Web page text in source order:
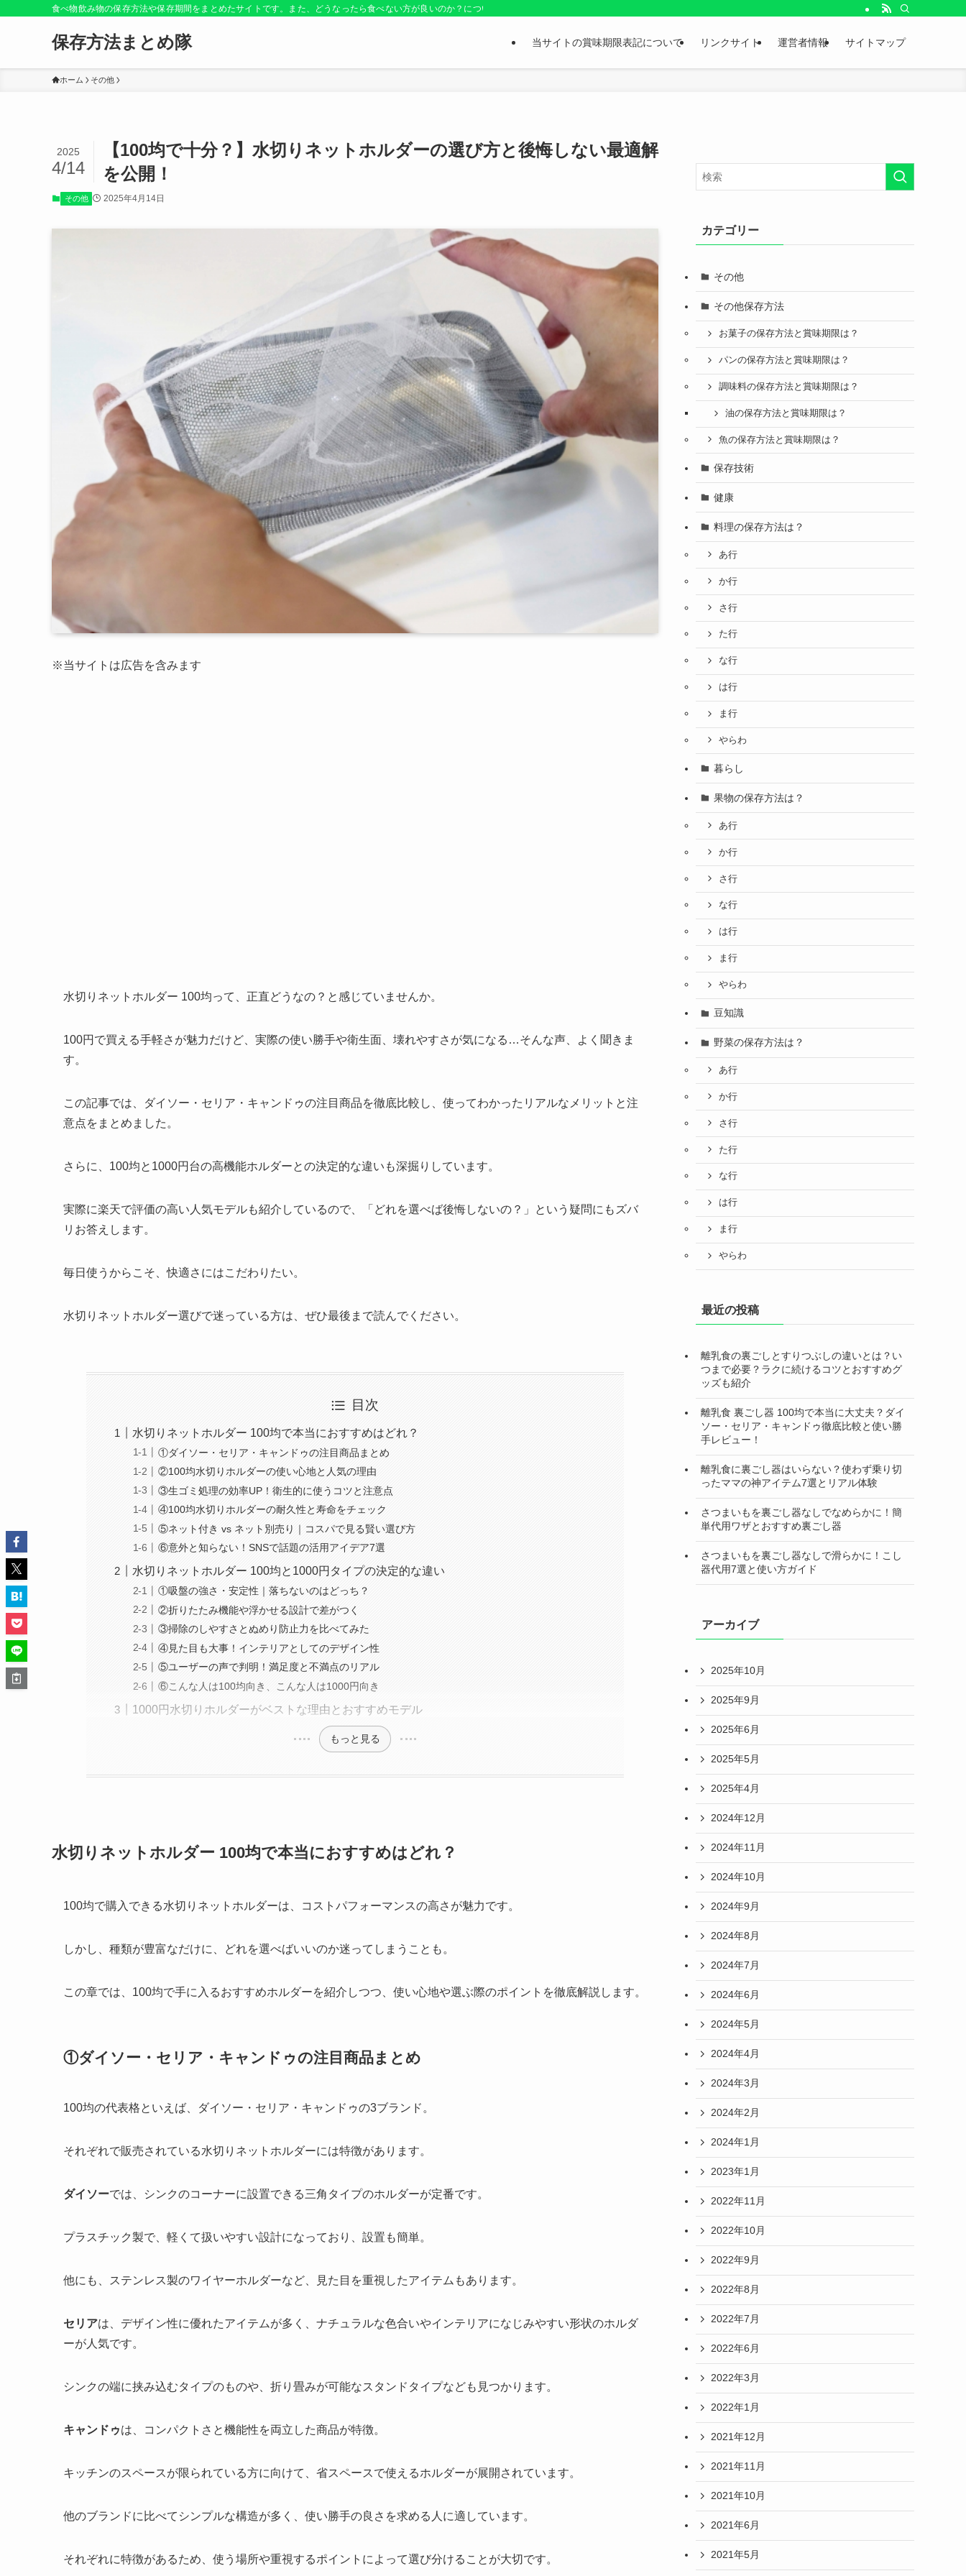
食べ物飲み物の保存方法や保存期間をまとめたサイトです。また、どうなったら食べない方が良いのか？についても紹介しているお役立ちサイトです。
保存方法まとめ隊 当サイトの賞味期限表記について リンクサイト 運営者情報 サイトマップ
ホーム その他
【100均で十分？】水切りネットホルダーの選び方と後悔しない最適解
を公開！
2025
4/14
その他 2025年4月14日
※当サイトは広告を含みます
水切りネットホルダー 100均って、正直どうなの？と感じていませんか。
100円で買える手軽さが魅力だけど、実際の使い勝手や衛生面、壊れやすさが気になる…そんな声、よく聞きま
す。
この記事では、ダイソー・セリア・キャンドゥの注目商品を徹底比較し、使ってわかったリアルなメリットと注
意点をまとめました。
さらに、100均と1000円台の高機能ホルダーとの決定的な違いも深掘りしています。
実際に楽天で評価の高い人気モデルも紹介しているので、「どれを選べば後悔しないの？」という疑問にもズバ
リお答えします。
毎日使うからこそ、快適さにはこだわりたい。
水切りネットホルダー選びで迷っている方は、ぜひ最後まで読んでください。
目次
水切りネットホルダー 100均で本当におすすめはどれ？
①ダイソー・セリア・キャンドゥの注目商品まとめ
②100均水切りホルダーの使い心地と人気の理由
③生ゴミ処理の効率UP！衛生的に使うコツと注意点
④100均水切りホルダーの耐久性と寿命をチェック
⑤ネット付き vs ネット別売り｜コスパで見る賢い選び方
⑥意外と知らない！SNSで話題の活用アイデア7選
水切りネットホルダー 100均と1000円タイプの決定的な違い
①吸盤の強さ・安定性｜落ちないのはどっち？
②折りたたみ機能や浮かせる設計で差がつく
③掃除のしやすさとぬめり防止力を比べてみた
④見た目も大事！インテリアとしてのデザイン性
⑤ユーザーの声で判明！満足度と不満点のリアル
⑥こんな人は100均向き、こんな人は1000円向き
1000円水切りホルダーがベストな理由とおすすめモデル
もっと見る
水切りネットホルダー 100均で本当におすすめはどれ？
100均で購入できる水切りネットホルダーは、コストパフォーマンスの高さが魅力です。
しかし、種類が豊富なだけに、どれを選べばいいのか迷ってしまうことも。
この章では、100均で手に入るおすすめホルダーを紹介しつつ、使い心地や選ぶ際のポイントを徹底解説します。
①ダイソー・セリア・キャンドゥの注目商品まとめ
100均の代表格といえば、ダイソー・セリア・キャンドゥの3ブランド。
それぞれで販売されている水切りネットホルダーには特徴があります。
ダイソーでは、シンクのコーナーに設置できる三角タイプのホルダーが定番です。
プラスチック製で、軽くて扱いやすい設計になっており、設置も簡単。
他にも、ステンレス製のワイヤーホルダーなど、見た目を重視したアイテムもあります。
セリアは、デザイン性に優れたアイテムが多く、ナチュラルな色合いやインテリアになじみやすい形状のホルダ
ーが人気です。
シンクの端に挟み込むタイプのものや、折り畳みが可能なスタンドタイプなども見つかります。
キャンドゥは、コンパクトさと機能性を両立した商品が特徴。
キッチンのスペースが限られている方に向けて、省スペースで使えるホルダーが展開されています。
他のブランドに比べてシンプルな構造が多く、使い勝手の良さを求める人に適しています。
それぞれに特徴があるため、使う場所や重視するポイントによって選び分けることが大切です。
カテゴリー
その他
その他保存方法
お菓子の保存方法と賞味期限は？
パンの保存方法と賞味期限は？
調味料の保存方法と賞味期限は？
油の保存方法と賞味期限は？
魚の保存方法と賞味期限は？
保存技術
健康
料理の保存方法は？
あ行
か行
さ行
た行
な行
は行
ま行
やらわ
暮らし
果物の保存方法は？
あ行
か行
さ行
な行
は行
ま行
やらわ
豆知識
野菜の保存方法は？
あ行
か行
さ行
た行
な行
は行
ま行
やらわ
最近の投稿
離乳食の裏ごしとすりつぶしの違いとは？い
つまで必要？ラクに続けるコツとおすすめグ
ッズも紹介
離乳食 裏ごし器 100均で本当に大丈夫？ダイ
ソー・セリア・キャンドゥ徹底比較と使い勝
手レビュー！
離乳食に裏ごし器はいらない？使わず乗り切
ったママの神アイテム7選とリアル体験
さつまいもを裏ごし器なしでなめらかに！簡
単代用ワザとおすすめ裏ごし器
さつまいもを裏ごし器なしで滑らかに！こし
器代用7選と使い方ガイド
アーカイブ
2025年10月
2025年9月
2025年6月
2025年5月
2025年4月
2024年12月
2024年11月
2024年10月
2024年9月
2024年8月
2024年7月
2024年6月
2024年5月
2024年4月
2024年3月
2024年2月
2024年1月
2023年1月
2022年11月
2022年10月
2022年9月
2022年8月
2022年7月
2022年6月
2022年3月
2022年1月
2021年12月
2021年11月
2021年10月
2021年6月
2021年5月